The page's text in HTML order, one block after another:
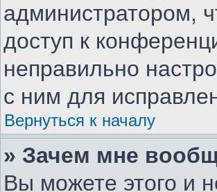
администратором,
доступ к
неправильно
с ним для
Вернуться к началу
» Зачем мне
Вы можете этого и